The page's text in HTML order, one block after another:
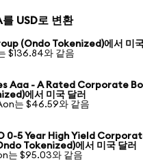
를 USD로 변환
(Ondo Tokenized)에서 미국
$136.84와 같음
Aaa - A Rated Corporate
에서 미국 달러
는 $46.59와 같음
0-5 Year High Yield
Tokenized)에서 미국 달러
는 $95.03와 같음